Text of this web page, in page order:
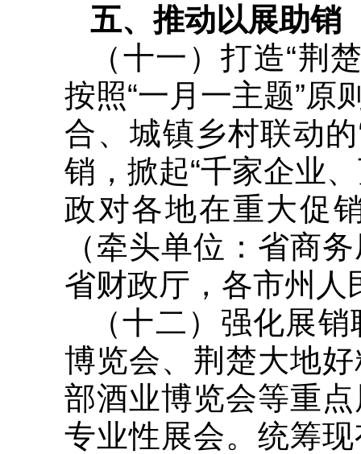
五、推动以展助销
（十一）打造“荆
按照“一月一主题”原
合、城镇乡村联动
销，掀起“千家企业
政对各地在重大促
（牵头单位：省商
省财政厅，各市州人
（十二）强化展
博览会、荆楚大地
部酒业博览会等重
专业性展会。统筹